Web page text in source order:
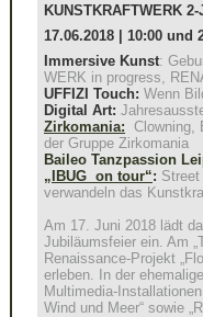
KUNSTKRAFTWERK
17.06.2018 | 10:00 und
Immersive Kunst:
WERK in progress,
UFFIZI Touch: Wenn
Digital Art:
Zirkomania: Clowning,
der Gruppe Zirkomania
Baileo Tanzpassion
„IBUG on tour“:
verwandeln das
Am 17. Juni 2018 lädt
Jubiläumsfeier ein. Am
Renaissance-Projekt
erleben. In der
Multimedia-
Wind und Meer“ sowie